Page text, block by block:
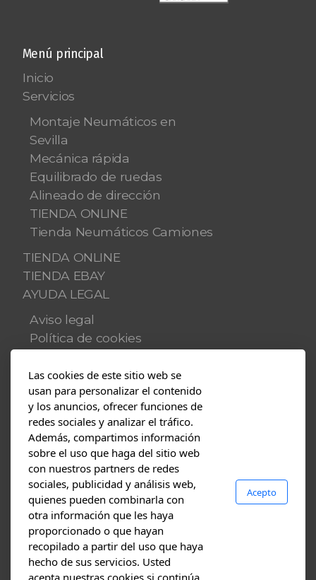
Menú principal
Inicio
Servicios
Montaje Neumáticos en
Sevilla
Mecánica rápida
Equilibrado de ruedas
Alineado de dirección
TIENDA ONLINE
Tienda Neumáticos Camiones
TIENDA ONLINE
TIENDA EBAY
AYUDA LEGAL
Aviso legal
Política de cookies
Multimedia
Blog
Fotos
Vídeos
Contacto
PRESUPUESTOS
Dónde estamos
Nuestro blog
Las cookies de este sitio web se
usan para personalizar el contenido
y los anuncios, ofrecer funciones de
redes sociales y analizar el tráfico.
Además, compartimos información
sobre el uso que haga del sitio web
con nuestros partners de redes
sociales, publicidad y análisis web,
quienes pueden combinarla con
otra información que les haya
proporcionado o que hayan
recopilado a partir del uso que haya
hecho de sus servicios. Usted
acepta nuestras cookies si continúa
Acepto